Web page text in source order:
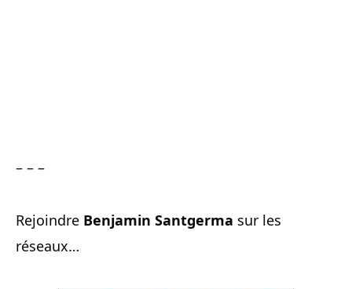
– – –
Rejoindre Benjamin Santgerma sur les
réseaux…